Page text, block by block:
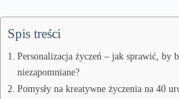
Spis treści
Personalizacja życzeń – jak sprawić, by
niezapomniane?
Pomysły na kreatywne życzenia na 40